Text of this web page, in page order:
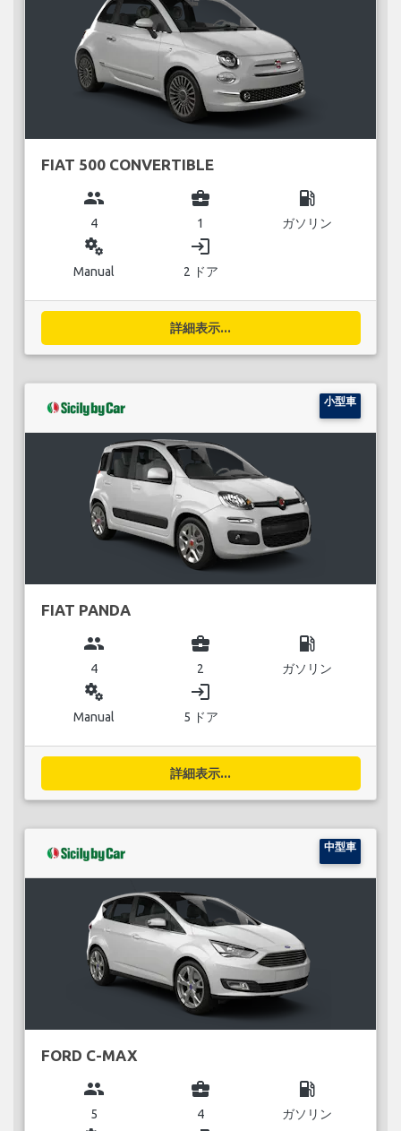
FIAT 500 CONVERTIBLE
group
4
business_center
1
local_gas_station
ガソリン
miscellaneous_services
Manual
login
2 ドア
詳細表示...
小型車
FIAT PANDA
group
4
business_center
2
local_gas_station
ガソリン
miscellaneous_services
Manual
login
5 ドア
詳細表示...
中型車
FORD C-MAX
group
5
business_center
4
local_gas_station
ガソリン